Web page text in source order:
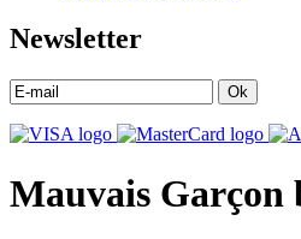
Newsletter
Ok
Mauvais Garçon